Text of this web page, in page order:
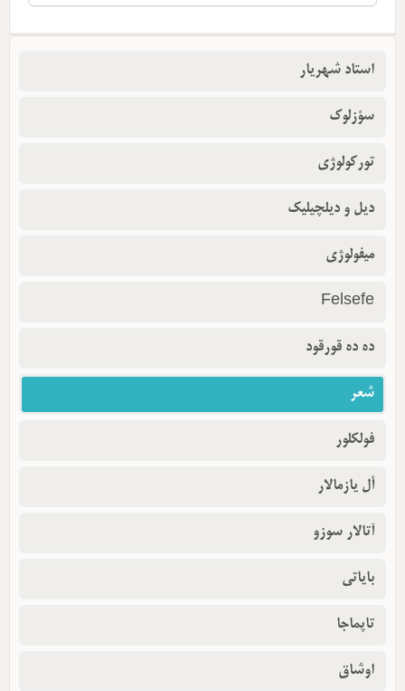
استاد شهریار
سؤزلوک
تورکولوژی
دیل و دیلچیلیک
میفولوژی
Felsefe
ده ده قورقود
شعر
فولکلور
أل یازمالار
آتالار سوزو
بایاتی
تاپماجا
اوشاق